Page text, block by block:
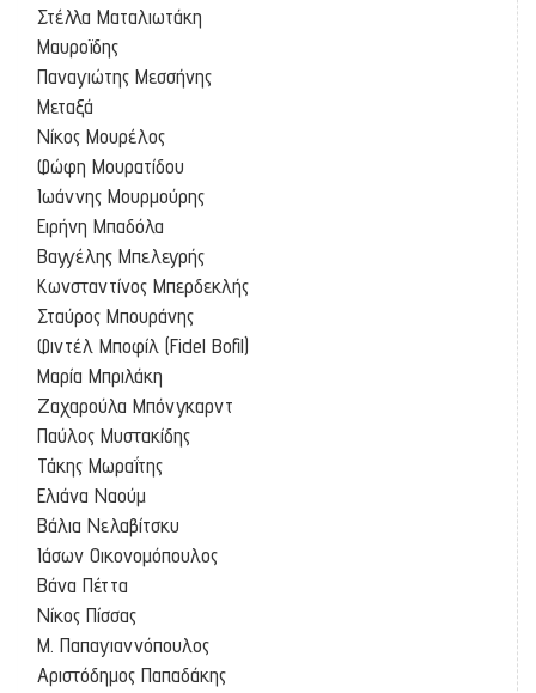
Στέλλα Ματαλιωτάκη
Μαυροϊδης
Παναγιώτης Μεσσήνης
Μεταξά
Νίκος Μουρέλος
Φώφη Μουρατίδου
Ιωάννης Μουρμούρης
Ειρήνη Μπαδόλα
Βαγγέλης Μπελεγρής
Κωνσταντίνος Μπερδεκλής
Σταύρος Μπουράνης
Φιντέλ Μποφίλ (Fidel Bofil)
Μαρία Μπριλάκη
Ζαχαρούλα Μπόνγκαρντ
Παύλος Μυστακίδης
Τάκης Μωραΐτης
Ελιάνα Ναούμ
Βάλια Νελαβίτσκυ
Ιάσων Οικονομόπουλος
Βάνα Πέττα
Νίκος Πίσσας
Μ. Παπαγιαννόπουλος
Αριστόδημος Παπαδάκης